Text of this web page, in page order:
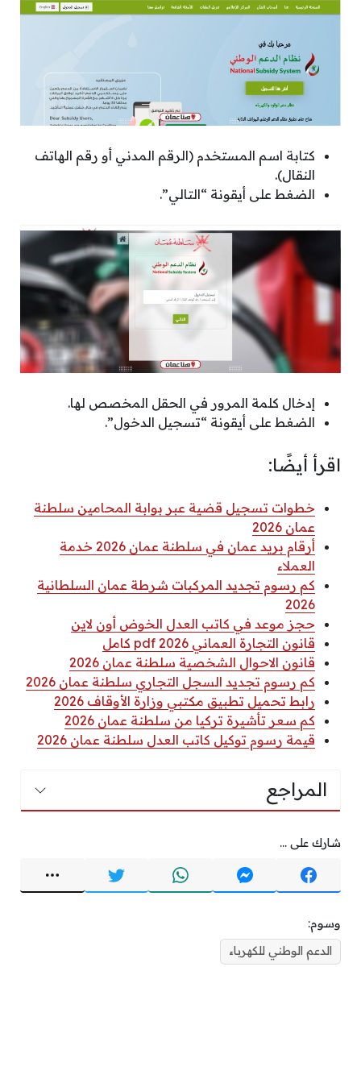
كتابة اسم المستخدم (الرقم المدني أو رقم الهاتف
النقال).
الضغط على أيقونة “التالي”.
إدخال كلمة المرور في الحقل المخصص لها.
الضغط على أيقونة “تسجيل الدخول”.
اقرأ أيضًا:
خطوات تسجيل قضية عبر بوابة المحامين سلطنة
عمان 2026
أرقام بريد عمان في سلطنة عمان 2026 خدمة
العملاء
كم رسوم تجديد المركبات شرطة عمان السلطانية
2026
حجز موعد في كاتب العدل الخوض أون لاين
قانون التجارة العماني 2026 pdf كامل
قانون الاحوال الشخصية سلطنة عمان 2026
كم رسوم تجديد السجل التجاري سلطنة عمان 2026
رابط تحميل تطبيق مكتبي وزارة الأوقاف 2026
كم سعر تأشيرة تركيا من سلطنة عمان 2026
قيمة رسوم توكيل كاتب العدل سلطنة عمان 2026
المراجع
شارك على ...
وسوم:
الدعم الوطني للكهرباء